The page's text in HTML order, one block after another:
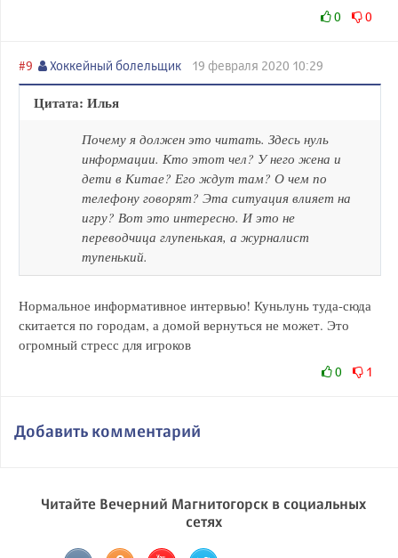
0 0
#9 Хоккейный болельщик 19 февраля 2020 10:29
Цитата: Илья
Почему я должен это читать. Здесь нуль
информации. Кто этот чел? У него жена и
дети в Китае? Его ждут там? О чем по
телефону говорят? Эта ситуация влияет на
игру? Вот это интересно. И это не
переводчица глупенькая, а журналист
тупенький.
Нормальное информативное интервью! Куньлунь туда-сюда
скитается по городам, а домой вернуться не может. Это
огромный стресс для игроков
0 1
Добавить комментарий
Читайте Вечерний Магнитогорск в социальных
сетях